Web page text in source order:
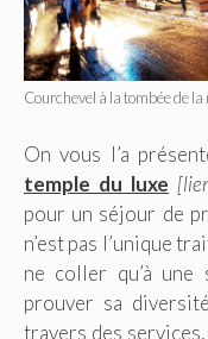
Courchevel à la tombée de la
On vous l’a
temple du luxe
pour un séjour de
n’est pas l’unique
ne coller qu’à une
prouver sa
travers des